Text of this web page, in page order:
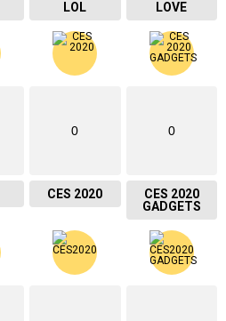
LOL LOVE
0
CES 2020
0
CES 2020
GADGETS